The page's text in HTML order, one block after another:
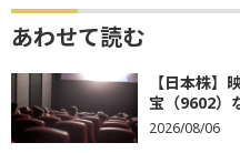
あわせて読む
【日本株】
宝（9602）
2026/08/06